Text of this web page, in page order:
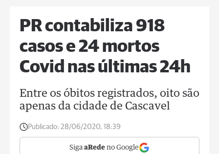
PR contabiliza 918
casos e 24 mortos
Covid nas últimas 24h
Entre os óbitos registrados, oito são
apenas da cidade de Cascavel
Publicado: 28/06/2020, 18:39
Siga aRede no Google